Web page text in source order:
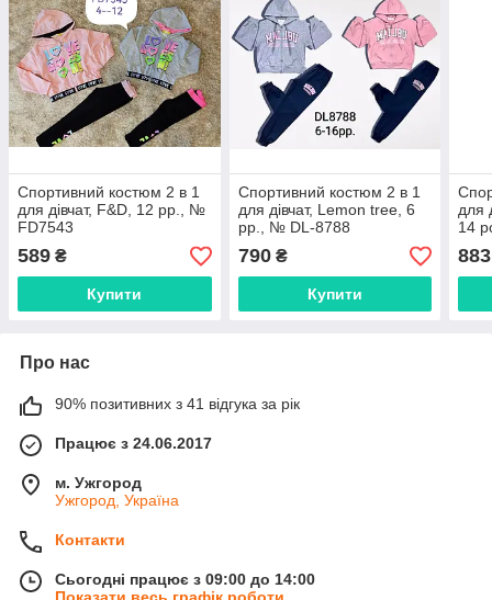
Спортивний костюм 2 в 1
для дівчат, F&D, 12 рр., №
FD7543
589 ₴
Купити
Спортивний костюм 2 в 1
для дівчат, Lemon tree, 6
рр., № DL-8788
790₴
Купити
для
14
883
Про нас
90% позитивних з 41 відгука за рік
Працює з 24.06.2017
м. Ужгород
Ужгород, Україна
Контакти
Сьогодні працює з 09:00 до 14:00